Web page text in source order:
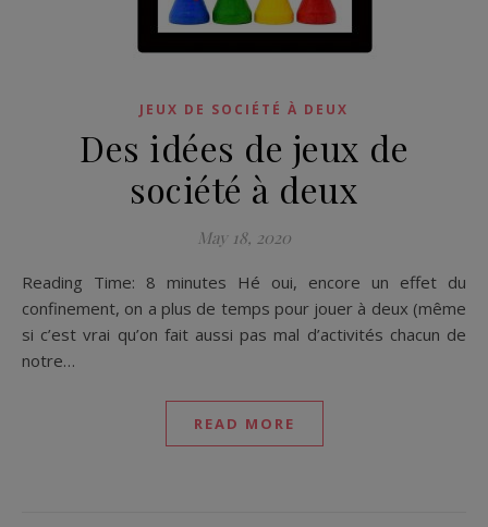
JEUX DE SOCIÉTÉ À DEUX
Des idées de jeux de
société à deux
May 18, 2020
Reading Time: 8 minutes Hé oui, encore un effet du
confinement, on a plus de temps pour jouer à deux (même
si c’est vrai qu’on fait aussi pas mal d’activités chacun de
notre…
READ MORE